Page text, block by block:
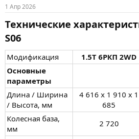
м
ы
а
л
а
1 Апр 2026
Технические
S06​
Модификация 1.5T 6РКП 2WD
Основные
параметры
Длина / Ширина
/ Высота, мм
4 616 x 1 910 x 1
685​
Колесная база,
мм
2 720​